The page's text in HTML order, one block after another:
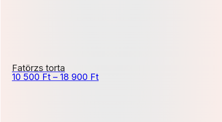
Fatörzs torta
10 500 Ft – 18 900 FtÁrtartomány: